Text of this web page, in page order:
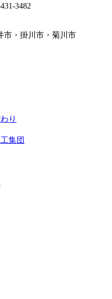
3482
市・掛川市・菊川市
り
集団